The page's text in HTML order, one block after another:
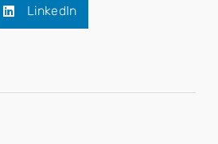
LinkedIn